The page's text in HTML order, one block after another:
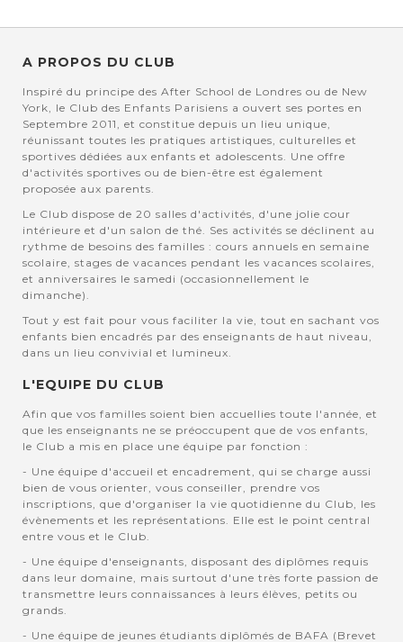
A PROPOS DU CLUB
Inspiré du principe des After School de Londres ou de New
York, le Club des Enfants Parisiens a ouvert ses portes en
Septembre 2011, et constitue depuis un lieu unique,
réunissant toutes les pratiques artistiques, culturelles et
sportives dédiées aux enfants et adolescents. Une offre
d'activités sportives ou de bien-être est également
proposée aux parents.
Le Club dispose de 20 salles d'activités, d'une jolie cour
intérieure et d'un salon de thé. Ses activités se déclinent au
rythme de besoins des familles : cours annuels en semaine
scolaire, stages de vacances pendant les vacances scolaires,
et anniversaires le samedi (occasionnellement le
dimanche).
Tout y est fait pour vous faciliter la vie, tout en sachant vos
enfants bien encadrés par des enseignants de haut niveau,
dans un lieu convivial et lumineux.
L'EQUIPE DU CLUB
Afin que vos familles soient bien accuellies toute l'année, et
que les enseignants ne se préoccupent que de vos enfants,
le Club a mis en place une équipe par fonction :
- Une équipe d'accueil et encadrement, qui se charge aussi
bien de vous orienter, vous conseiller, prendre vos
inscriptions, que d'organiser la vie quotidienne du Club, les
évènements et les représentations. Elle est le point central
entre vous et le Club.
- Une équipe d'enseignants, disposant des diplômes requis
dans leur domaine, mais surtout d'une très forte passion de
transmettre leurs connaissances à leurs élèves, petits ou
grands.
- Une équipe de jeunes étudiants diplômés de BAFA (Brevet